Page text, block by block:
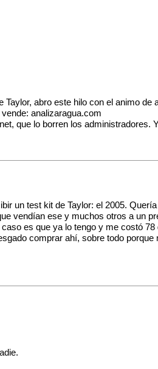
abro este hilo con el animo de
analizaragua.com
que lo borren los
un test kit de Taylor: el 2005.
vendían ese y muchos otros a un
es que ya lo tengo y me costó
comprar ahí, sobre todo